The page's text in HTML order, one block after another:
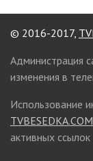
© 2016-2017,
Администрация
изменения в
Использование
активных ссылок